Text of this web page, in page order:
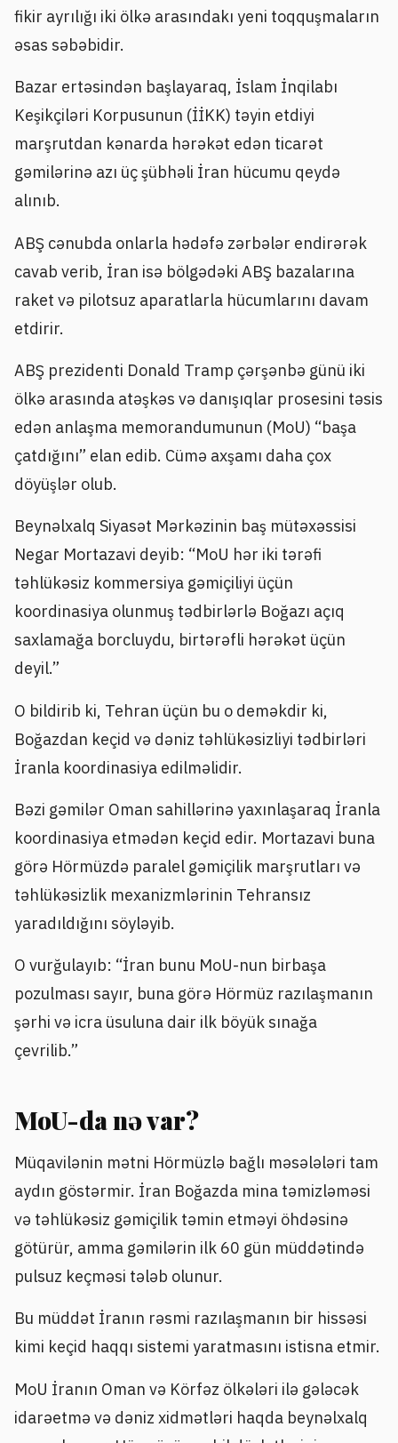
fikir ayrılığı iki ölkə arasındakı yeni toqquşmaların
əsas səbəbidir.
Bazar ertəsindən başlayaraq, İslam İnqilabı
Keşikçiləri Korpusunun (İİKK) təyin etdiyi
marşrutdan kənarda hərəkət edən ticarət
gəmilərinə azı üç şübhəli İran hücumu qeydə
alınıb.
ABŞ cənubda onlarla hədəfə zərbələr endirərək
cavab verib, İran isə bölgədəki ABŞ bazalarına
raket və pilotsuz aparatlarla hücumlarını davam
etdirir.
ABŞ prezidenti Donald Tramp çərşənbə günü iki
ölkə arasında atəşkəs və danışıqlar prosesini təsis
edən anlaşma memorandumunun (MoU) “başa
çatdığını” elan edib. Cümə axşamı daha çox
döyüşlər olub.
Beynəlxalq Siyasət Mərkəzinin baş mütəxəssisi
Negar Mortazavi deyib: “MoU hər iki tərəfi
təhlükəsiz kommersiya gəmiçiliyi üçün
koordinasiya olunmuş tədbirlərlə Boğazı açıq
saxlamağa borcluydu, birtərəfli hərəkət üçün
deyil.”
O bildirib ki, Tehran üçün bu o deməkdir ki,
Boğazdan keçid və dəniz təhlükəsizliyi tədbirləri
İranla koordinasiya edilməlidir.
Bəzi gəmilər Oman sahillərinə yaxınlaşaraq İranla
koordinasiya etmədən keçid edir. Mortazavi buna
görə Hörmüzdə paralel gəmiçilik marşrutları və
təhlükəsizlik mexanizmlərinin Tehransız
yaradıldığını söyləyib.
O vurğulayıb: “İran bunu MoU-nun birbaşa
pozulması sayır, buna görə Hörmüz razılaşmanın
şərhi və icra üsuluna dair ilk böyük sınağa
çevrilib.”
MoU-da nə var?
Müqavilənin mətni Hörmüzlə bağlı məsələləri tam
aydın göstərmir. İran Boğazda mina təmizləməsi
və təhlükəsiz gəmiçilik təmin etməyi öhdəsinə
götürür, amma gəmilərin ilk 60 gün müddətində
pulsuz keçməsi tələb olunur.
Bu müddət İranın rəsmi razılaşmanın bir hissəsi
kimi keçid haqqı sistemi yaratmasını istisna etmir.
MoU İranın Oman və Körfəz ölkələri ilə gələcək
idarəetmə və dəniz xidmətləri haqda beynəlxalq